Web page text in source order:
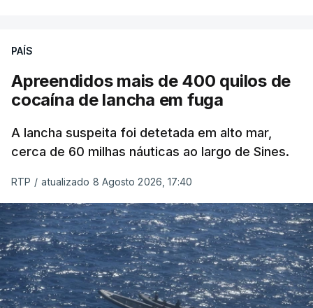
PAÍS
Apreendidos mais de 400 quilos de
cocaína de lancha em fuga
A lancha suspeita foi detetada em alto mar,
cerca de 60 milhas náuticas ao largo de Sines.
RTP / atualizado 8 Agosto 2026, 17:40